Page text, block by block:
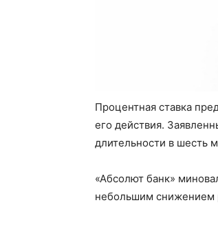
Процентная ставка
его действия.
длительности в шесть
«Абсолют банк»
небольшим снижением